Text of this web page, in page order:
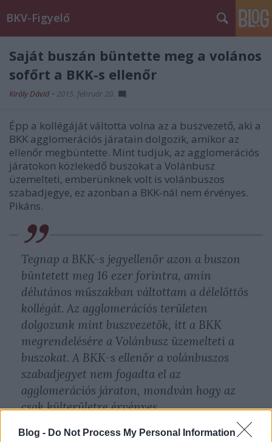
Blog - Do Not Process My Personal Information
BKV-Figyelő
Saját buszán büntette meg a volános
sofőrt a BKK-s ellenőr
Király Dávid • 2015. február 20.
Épp a kollégáját váltotta volna az a buszvezető, aki a
BKK agglomerációs járatain dolgozik, amikor az
ellenőr megbüntette. Mint tudjuk, az agglomerációs
járatokon közlekedő buszokat a Volánbusz
üzemelteti, emberünknek volt is volánbuszos
szabadjegye, ez azonban a BKK-nál nem érvényes.
Pikáns.
Tegnap a BKK-s jegyellenőr azon a buszon
büntetett meg 16 ezer forintra, amin
délutános műszakban váltottam a délelőttös
kollégát. Az agglomerációs területen
dolgozunk mint buszvezetők, itt a BKK
megrendelésére a Volánbusz üzemelteti a
buszokat. A BKK-s ellenőr a volánbuszos
szabadjegyet nem fogadta el az
agglomerációs járaton, mondván hogy az
csak külterületre érvényes.